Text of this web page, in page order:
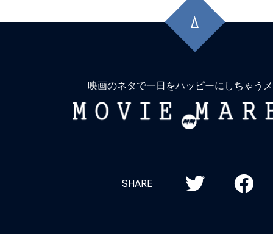
頭
に
映画のネタで一日をハッピーにしちゃう
MOVIE
SHARE